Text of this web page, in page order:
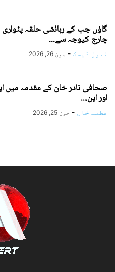
گاؤں جب کے رہائشی حلقہ
چارج کیوجہ سے...
نیوز ڈیسک - جون 26, 2026
صحافی نادر خان کے مقدمہ میں
اور این...
عظمت خان - جون 25, 2026